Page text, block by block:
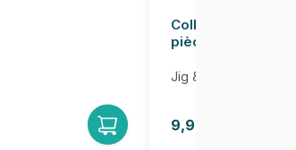
Colle pour Puzzle
pièces
Jig & Puz
9,95€